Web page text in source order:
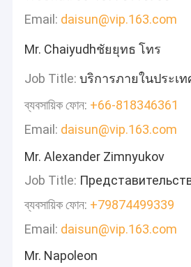
Email: daisun@vip.163.com
Mr. Chaiyudhชัยยุทธ โทร
Job Title: บริการภายในประเท
ব্যবসায়িক ফোন: +66-818346361
Email: daisun@vip.163.com
Mr. Alexander Zimnyukov
Job Title:
ব্যবসায়িক ফোন: +79874499339
Email: daisun@vip.163.com
Mr. Napoleon